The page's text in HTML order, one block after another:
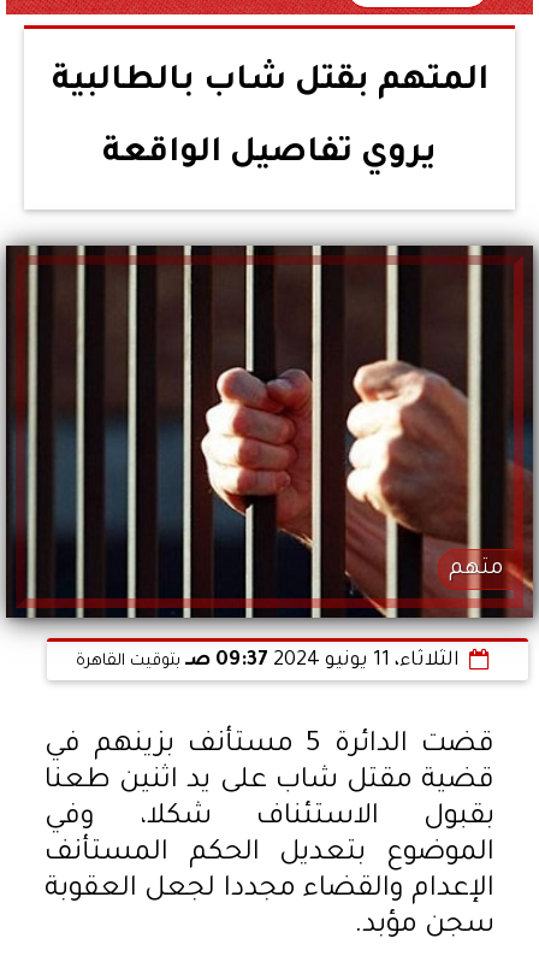
المتهم بقتل شاب بالطالبية
يروي تفاصيل الواقعة
متهم
الثلاثاء، 11 يونيو 2024 09:37 صـ بتوقيت القاهرة
قضت الدائرة 5 مستأنف بزينهم في
قضية مقتل شاب على يد اثنين طعنا
بقبول الاستئناف شكلا، وفي
الموضوع بتعديل الحكم المستأنف
الإعدام والقضاء مجددا لجعل العقوبة
سجن مؤبد.